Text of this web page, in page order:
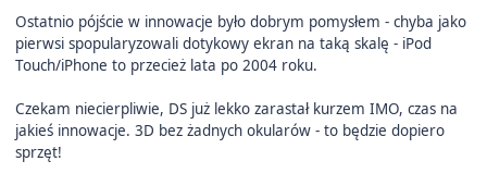
Ostatnio pójście w innowacje było dobrym pomysłem - chyba jako
pierwsi spopularyzowali dotykowy ekran na taką skalę - iPod
Touch/iPhone to przecież lata po 2004 roku.
Czekam niecierpliwie, DS już lekko zarastał kurzem IMO, czas na
jakieś innowacje. 3D bez żadnych okularów - to będzie dopiero
sprzęt!